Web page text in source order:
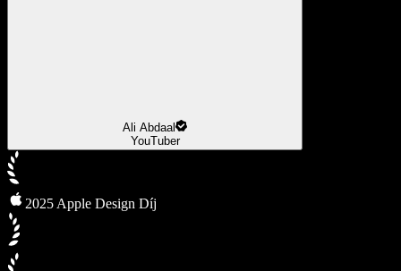
Ali Abdaal
YouTuber
2025 Apple Design Díj